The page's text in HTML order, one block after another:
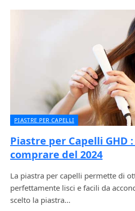
PIASTRE PER CAPELLI
Piastre per Capelli GHD
comprare del 2024
La piastra per capelli permette di
perfettamente lisci e facili da
scelto la piastra…